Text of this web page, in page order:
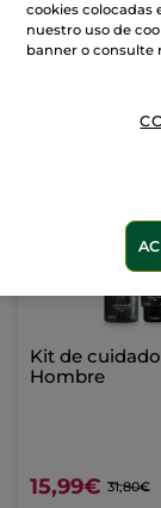
Kit de
Hombre
15,99€ 31,80€
cookies colocadas
nuestro uso de
banner o consulte